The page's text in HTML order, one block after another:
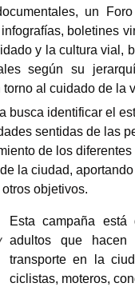
un
boletines
y la cultura vial,
según su
al cuidado de la
busca identificar el
sentidas de las
de los
la ciudad,
objetivos.
Esta campaña
adultos que
transporte en la
ciclistas, moteros,